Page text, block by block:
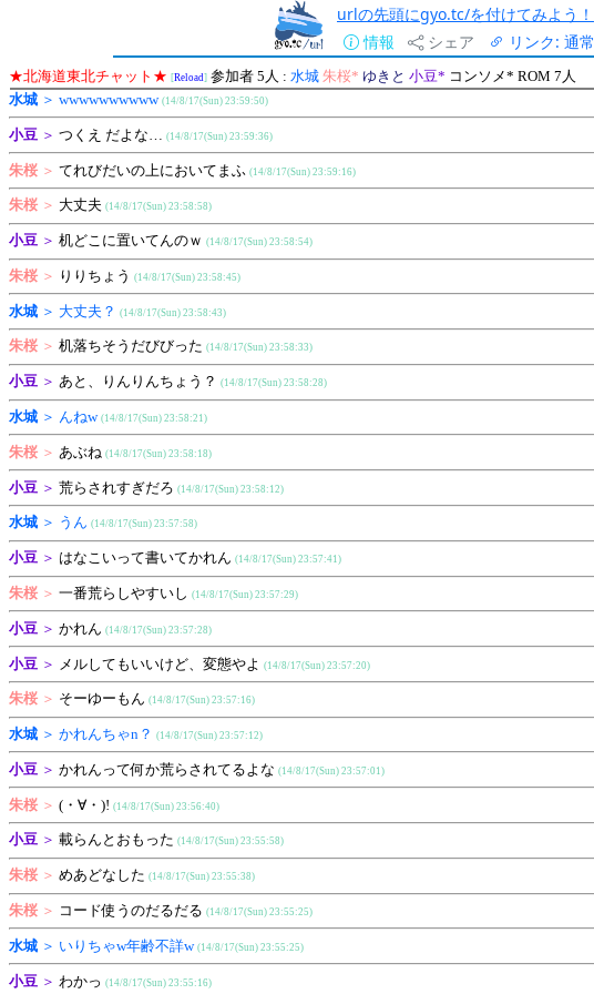
urlの先頭にgyo.tc/を付けてみよう！
情報
シェア リンク: 通常